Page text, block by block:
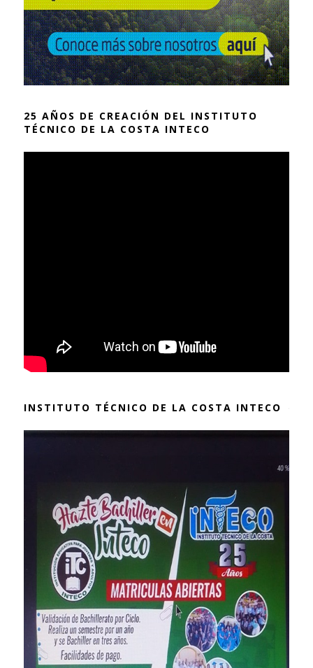
25 AÑOS DE CREACIÓN DEL INSTITUTO
TÉCNICO DE LA COSTA INTECO
INSTITUTO TÉCNICO DE LA COSTA INTECO